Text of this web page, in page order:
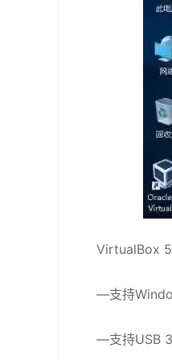
VirtualBox
—支持
—支持USB